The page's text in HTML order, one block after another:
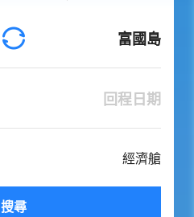
富國島
回程日期
經濟艙
搜尋